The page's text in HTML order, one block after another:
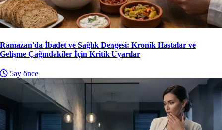
Ramazan'da İbadet ve Sağlık Dengesi: Kronik Hastalar ve
Gelişme Çağındakiler İçin Kritik Uyarılar
5ay önce